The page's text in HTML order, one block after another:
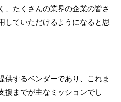
、たくさんの業界の企業の皆さ
していただけるようになると思
供するベンダーであり、これま
援までが主なミッションでし